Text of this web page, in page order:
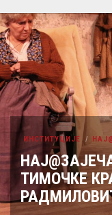
ИНСТИТУЦИЈЕ
ТИМОЧКЕ